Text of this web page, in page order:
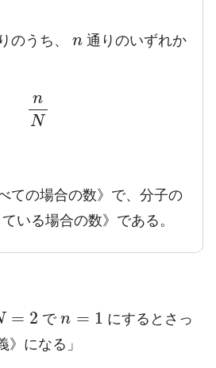
のうち、
通りのいずれか
nN
ての場合の数》で、分子の
いる場合の数》である。
=
で
にするとさっ
》になる」